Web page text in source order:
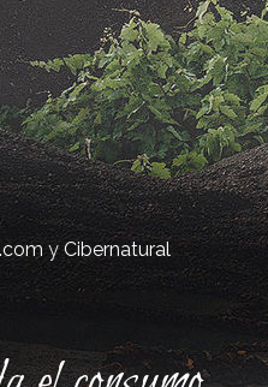
yCibernatural